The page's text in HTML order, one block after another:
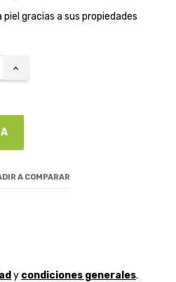
gracias a sus propiedades
A COMPARAR
y condiciones generales.